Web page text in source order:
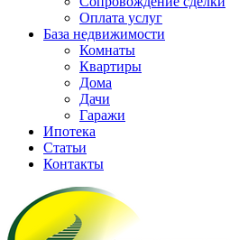
Оплата услуг
База недвижимости
Комнаты
Квартиры
Дома
Дачи
Гаражи
Ипотека
Статьи
Контакты